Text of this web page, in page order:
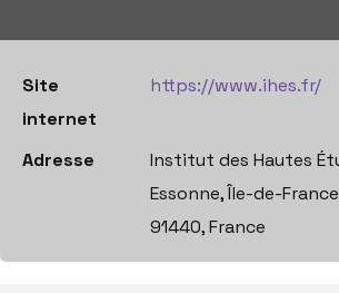
Site
internet
https://www.ihes.fr/
Adresse
Institut des Hautes
Essonne, Île-de-
91440, France